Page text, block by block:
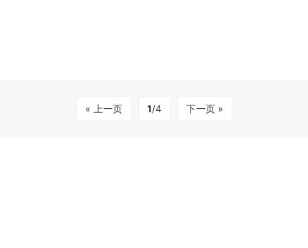
« 上一页 1/4 下一页 »